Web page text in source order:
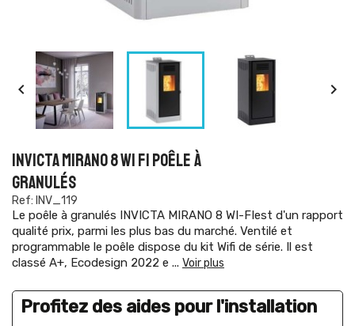
 
INVICTA MIRANO 8 WI FI POÊLE À
GRANULÉS
Ref: INV_119
Le poêle à granulés INVICTA MIRANO 8 WI-FIest d'un rapport
qualité prix, parmi les plus bas du marché. Ventilé et
programmable le poêle dispose du kit Wifi de série. Il est
classé A+, Ecodesign 2022 e ... Voir plus
Profitez des aides pour l'installation